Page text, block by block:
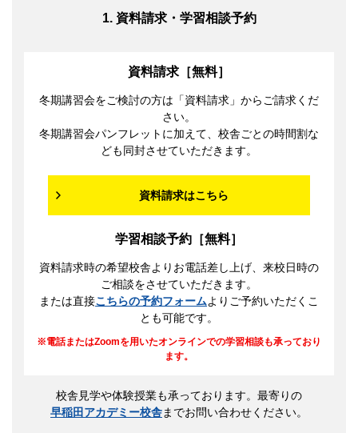
1. 資料請求・学習相談予約
資料請求［無料］
冬期講習会をご検討の方は「資料請求」からご請求くだ
さい。
冬期講習会パンフレットに加えて、校舎ごとの時間割な
ども同封させていただきます。
資料請求はこちら
学習相談予約［無料］
資料請求時の希望校舎よりお電話差し上げ、来校日時の
ご相談をさせていただきます。
または直接こちらの予約フォームよりご予約いただくこ
とも可能です。
電話またはZoomを用いたオンラインでの学習相談も承っており
ます。
校舎見学や体験授業も承っております。最寄りの
早稲田アカデミー校舎までお問い合わせください。